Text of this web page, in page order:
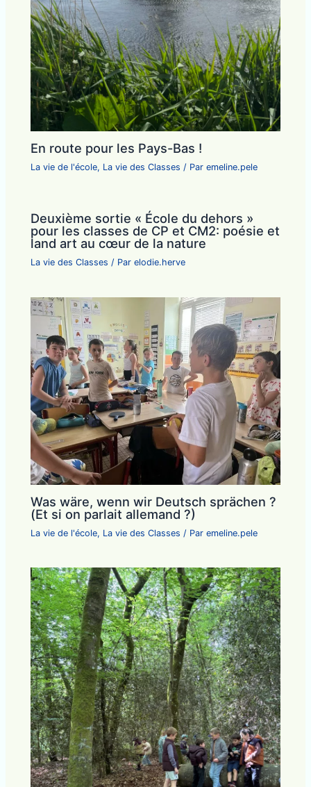
En route pour les Pays-Bas !
La vie de l'école, La vie des Classes / Paremeline.pele
Deuxième sortie « École du dehors »
pour les classes de CP et CM2: poésie et
land art au cœur de la nature
La vie des Classes / Parelodie.herve
Was wäre, wenn wir Deutsch sprächen ?
(Et si on parlait allemand ?)
La vie de l'école, La vie des Classes / Paremeline.pele